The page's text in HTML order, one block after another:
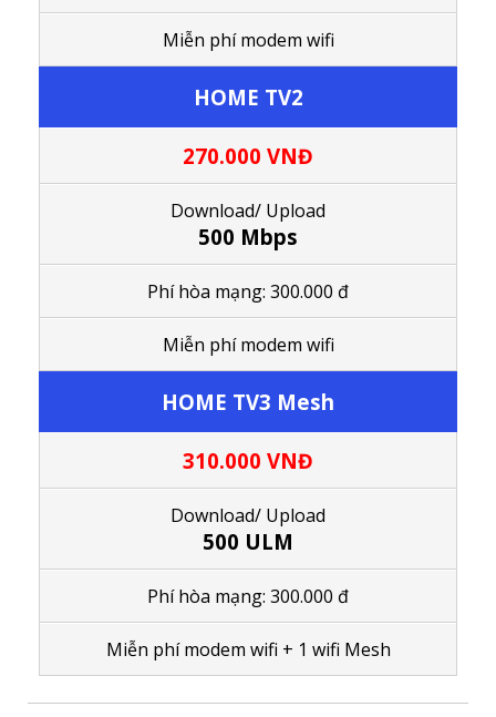
Miễn phí modem wifi
HOME TV2
270.000 VNĐ
Download/ Upload
500 Mbps
Phí hòa mạng: 300.000 đ
Miễn phí modem wifi
HOME TV3 Mesh
310.000 VNĐ
Download/ Upload
500 ULM
Phí hòa mạng: 300.000 đ
Miễn phí modem wifi + 1 wifi Mesh